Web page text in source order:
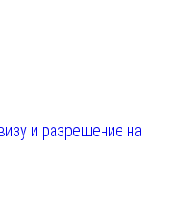
и разрешение на